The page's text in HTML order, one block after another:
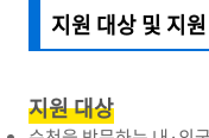
지원 대상 및 지
지원 대상